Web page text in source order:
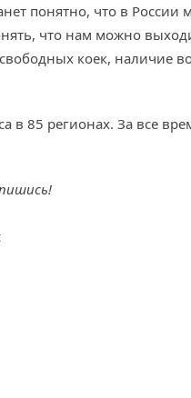
понятно, что в
что нам можно
коек, наличие
85 регионах. За все